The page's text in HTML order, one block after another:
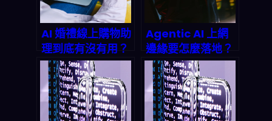
AI 婚禮線上購物助
理到底有沒有用？
2026 年電商轉換
率與風險的真實拆
解
Agentic AI 上網
邊緣要怎麼落地？
從邊緣自治網路、
聯邦學習到能耗與
安全的完整剖析